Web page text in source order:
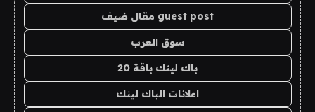
guest post مقال ضيف
سوق العرب
باك لينك باقة 20
اعلانات الباك لينك